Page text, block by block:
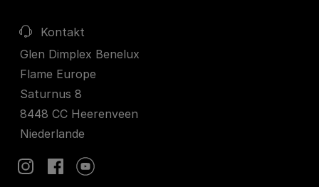
Kontakt
Glen Dimplex Benelux
Flame Europe
Saturnus 8
8448 CC Heerenveen
Niederlande